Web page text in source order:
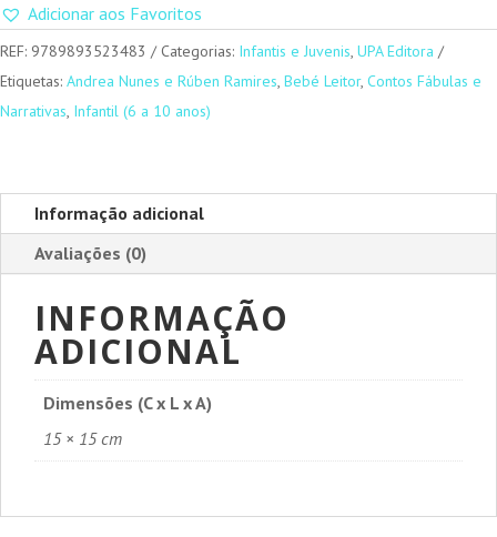
Adicionar aos Favoritos
REF: 9789893523483 Categorias: Infantis e Juvenis UPA Editora
Etiquetas: Andrea Nunes e Rúben Ramires Bebé Leitor, Contos Fábulas e
Narrativas Infantil (6 a 10 anos)
Informação adicional
Avaliações (0)
INFORMAÇÃO
ADICIONAL
Dimensões (C x L x A)
15 × 15 cm